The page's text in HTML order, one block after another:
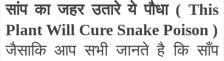
सांप का जहर उतारे ये पौधा ( This
Plant Will Cure Snake Poison )
जैसाकि आप सभी जानते है कि साँप